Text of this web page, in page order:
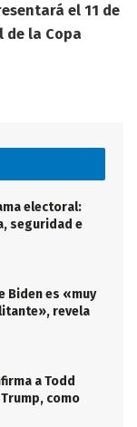
el 11 de
de la Copa
electoral:
seguridad e
Biden es «muy
revela
a Todd
como